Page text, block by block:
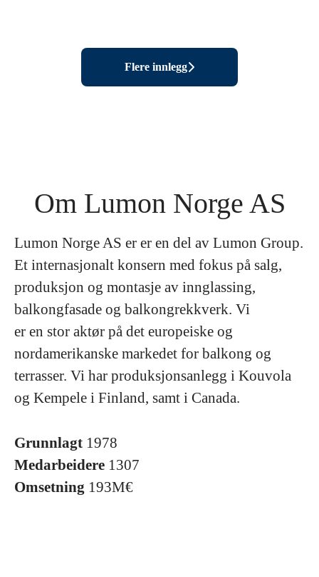
Flere innlegg
Om Lumon Norge AS
Lumon Norge AS er er en del av Lumon Group.
Et internasjonalt konsern med fokus på salg,
produksjon og montasje av innglassing,
balkongfasade og balkongrekkverk. Vi
er en stor aktør på det europeiske og
nordamerikanske markedet for balkong og
terrasser. Vi har produksjonsanlegg i Kouvola
og Kempele i Finland, samt i Canada.
Grunnlagt 1978
Medarbeidere 1307
Omsetning 193M€